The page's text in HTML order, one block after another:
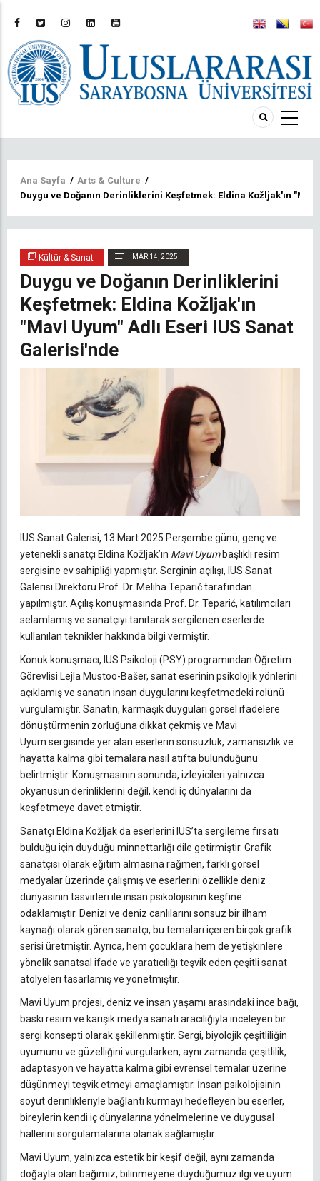
Sayfa
yolu
Ana Sayfa / Arts & Culture /
Duygu ve Doğanın Derinliklerini Keşfetmek: Eldina Kožljak'ın
Kültür & Sanat MAR 14, 2025
Duygu ve Doğanın Derinliklerini
Keşfetmek: Eldina Kožljak'ın
"Mavi Uyum" Adlı Eseri IUS Sanat
Galerisi'nde
IUS Sanat Galerisi, 13 Mart 2025 Perşembe günü, genç ve
yetenekli sanatçı Eldina Kožljak’ın Mavi Uyumbaşlıklı resim
sergisine ev sahipliği yapmıştır. Serginin açılışı, IUS Sanat
Galerisi Direktörü Prof. Dr. Meliha Teparić tarafından
yapılmıştır. Açılış konuşmasında Prof. Dr. Teparić, katılımcıları
selamlamış ve sanatçıyı tanıtarak sergilenen eserlerde
kullanılan teknikler hakkında bilgi vermiştir.
Konuk konuşmacı, IUS Psikoloji (PSY) programından Öğretim
Görevlisi Lejla Mustoo-Bašer, sanat eserinin psikolojik yönlerini
açıklamış ve sanatın insan duygularını keşfetmedeki rolünü
vurgulamıştır. Sanatın, karmaşık duyguları görsel ifadelere
dönüştürmenin zorluğuna dikkat çekmiş ve Mavi
Uyum sergisinde yer alan eserlerin sonsuzluk, zamansızlık ve
hayatta kalma gibi temalara nasıl atıfta bulunduğunu
belirtmiştir. Konuşmasının sonunda, izleyicileri yalnızca
okyanusun derinliklerini değil, kendi iç dünyalarını da
keşfetmeye davet etmiştir.
Sanatçı Eldina Kožljak da eserlerini IUS’ta sergileme fırsatı
bulduğu için duyduğu minnettarlığı dile getirmiştir. Grafik
sanatçısı olarak eğitim almasına rağmen, farklı görsel
medyalar üzerinde çalışmış ve eserlerini özellikle deniz
dünyasının tasvirleri ile insan psikolojisinin keşfine
odaklamıştır. Denizi ve deniz canlılarını sonsuz bir ilham
kaynağı olarak gören sanatçı, bu temaları içeren birçok grafik
serisi üretmiştir. Ayrıca, hem çocuklara hem de yetişkinlere
yönelik sanatsal ifade ve yaratıcılığı teşvik eden çeşitli sanat
atölyeleri tasarlamış ve yönetmiştir.
Mavi Uyum projesi, deniz ve insan yaşamı arasındaki ince bağı,
baskı resim ve karışık medya sanatı aracılığıyla inceleyen bir
sergi konsepti olarak şekillenmiştir. Sergi, biyolojik çeşitliliğin
uyumunu ve güzelliğini vurgularken, aynı zamanda çeşitlilik,
adaptasyon ve hayatta kalma gibi evrensel temalar üzerine
düşünmeyi teşvik etmeyi amaçlamıştır. İnsan psikolojisinin
soyut derinlikleriyle bağlantı kurmayı hedefleyen bu eserler,
bireylerin kendi iç dünyalarına yönelmelerine ve duygusal
hallerini sorgulamalarına olanak sağlamıştır.
Mavi Uyum, yalnızca estetik bir keşif değil, aynı zamanda
doğayla olan bağımız, bilinmeyene duyduğumuz ilgi ve uyum